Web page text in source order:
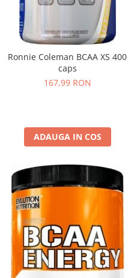
Ronnie Coleman BCAA XS 400
caps
167,99 RON
ADAUGA IN COS